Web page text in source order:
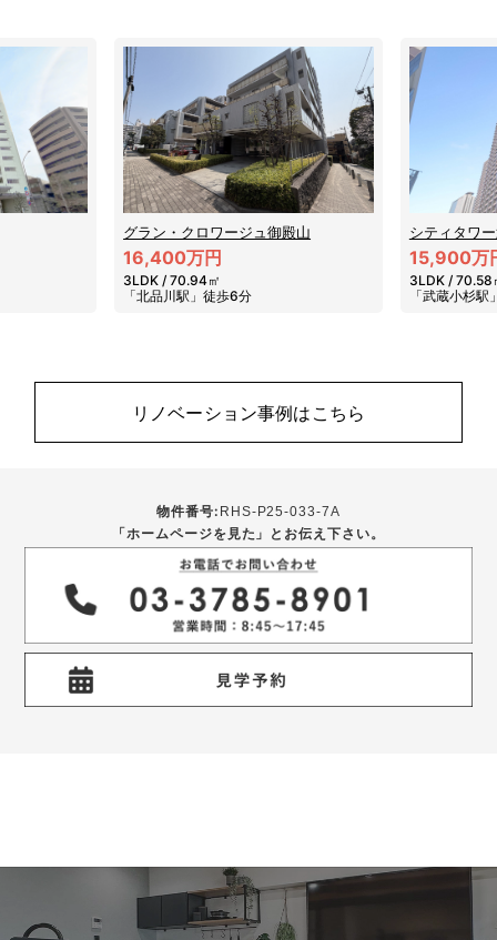
グラン・クロワージュ御殿山
16,400万円
3LDK / 70.94㎡
「北品川駅」徒歩6分
シティタワ
15,900万
3LDK / 70.58
「武蔵小杉駅
リノベーション事例はこちら
物件番号: RHS-P25-033-7A
「ホームページを見た」とお伝え下さい。